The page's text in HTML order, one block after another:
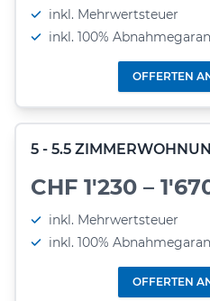
inkl. Mehrwertsteuer
inkl. 100%
OFFERTEN
5 - 5.5
CHF 1'230 –
inkl. Mehrwertsteuer
inkl. 100%
OFFERTEN